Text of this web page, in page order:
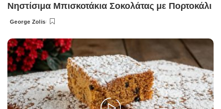
Νηστίσιμα Μπισκοτάκια Σοκολάτας με Πορτοκάλι
Posted
George Zolis